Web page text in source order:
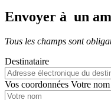
Envoyer à un
Tous les champs sont
Destinataire
Vos coordonnées Votre nom